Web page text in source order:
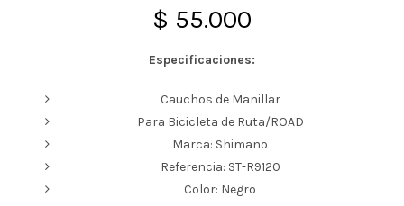
$ 55.000
Especificaciones:
Cauchos de Manillar
Para Bicicleta de Ruta/ROAD
Marca: Shimano
Referencia: ST-R9120
Color: Negro